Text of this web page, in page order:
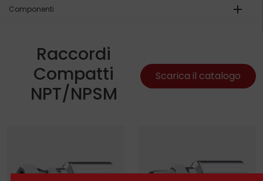
Componenti add
Raccordi
Compatti
NPT/NPSM
Scarica il catalogo